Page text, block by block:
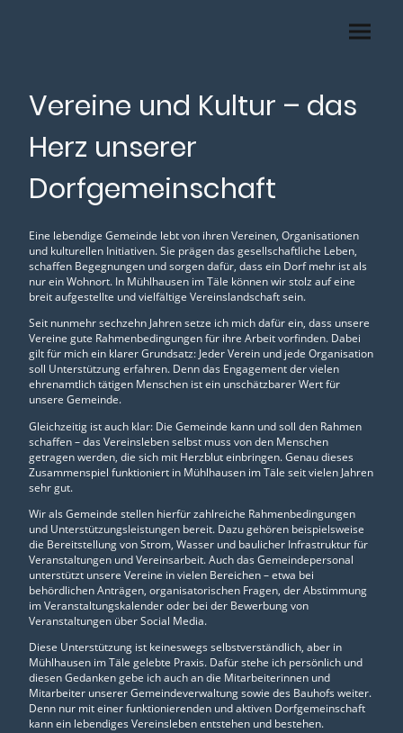
Vereine und Kultur – das
Herz unserer
Dorfgemeinschaft
Eine lebendige Gemeinde lebt von ihren Vereinen, Organisationen
und kulturellen Initiativen. Sie prägen das gesellschaftliche Leben,
schaffen Begegnungen und sorgen dafür, dass ein Dorf mehr ist als
nur ein Wohnort. In Mühlhausen im Täle können wir stolz auf eine
breit aufgestellte und vielfältige Vereinslandschaft sein.
Seit nunmehr sechzehn Jahren setze ich mich dafür ein, dass unsere
Vereine gute Rahmenbedingungen für ihre Arbeit vorfinden. Dabei
gilt für mich ein klarer Grundsatz: Jeder Verein und jede Organisation
soll Unterstützung erfahren. Denn das Engagement der vielen
ehrenamtlich tätigen Menschen ist ein unschätzbarer Wert für
unsere Gemeinde.
Gleichzeitig ist auch klar: Die Gemeinde kann und soll den Rahmen
schaffen – das Vereinsleben selbst muss von den Menschen
getragen werden, die sich mit Herzblut einbringen. Genau dieses
Zusammenspiel funktioniert in Mühlhausen im Täle seit vielen Jahren
sehr gut.
Wir als Gemeinde stellen hierfür zahlreiche Rahmenbedingungen
und Unterstützungsleistungen bereit. Dazu gehören beispielsweise
die Bereitstellung von Strom, Wasser und baulicher Infrastruktur für
Veranstaltungen und Vereinsarbeit. Auch das Gemeindepersonal
unterstützt unsere Vereine in vielen Bereichen – etwa bei
behördlichen Anträgen, organisatorischen Fragen, der Abstimmung
im Veranstaltungskalender oder bei der Bewerbung von
Veranstaltungen über Social Media.
Diese Unterstützung ist keineswegs selbstverständlich, aber in
Mühlhausen im Täle gelebte Praxis. Dafür stehe ich persönlich und
diesen Gedanken gebe ich auch an die Mitarbeiterinnen und
Mitarbeiter unserer Gemeindeverwaltung sowie des Bauhofs weiter.
Denn nur mit einer funktionierenden und aktiven Dorfgemeinschaft
kann ein lebendiges Vereinsleben entstehen und bestehen.